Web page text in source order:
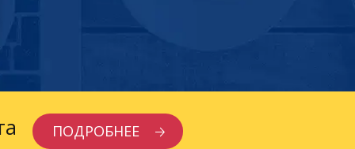
ПОДРОБНЕЕ